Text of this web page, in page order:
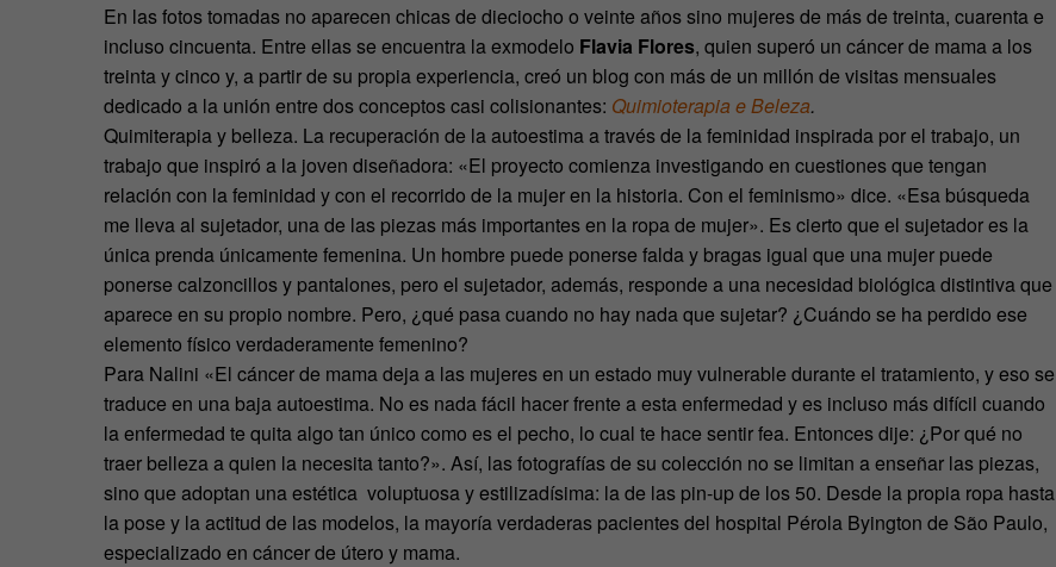
En las fotos tomadas no aparecen chicas de dieciocho o veinte años sino mujeres de más de treinta, cuarenta e
incluso cincuenta. Entre ellas se encuentra la exmodelo Flavia Flores, quien superó un cáncer de mama a los
treinta y cinco y, a partir de su propia experiencia, creó un blog con más de un millón de visitas mensuales
dedicado a la unión entre dos conceptos casi colisionantes: Quimioterapia e Beleza.
Quimiterapia y belleza. La recuperación de la autoestima a través de la feminidad inspirada por el trabajo, un
trabajo que inspiró a la joven diseñadora: «El proyecto comienza investigando en cuestiones que tengan
relación con la feminidad y con el recorrido de la mujer en la historia. Con el feminismo» dice. «Esa búsqueda
me lleva al sujetador, una de las piezas más importantes en la ropa de mujer». Es cierto que el sujetador es la
única prenda únicamente femenina. Un hombre puede ponerse falda y bragas igual que una mujer puede
ponerse calzoncillos y pantalones, pero el sujetador, además, responde a una necesidad biológica distintiva que
aparece en su propio nombre. Pero, ¿qué pasa cuando no hay nada que sujetar? ¿Cuándo se ha perdido ese
elemento físico verdaderamente femenino?
Para Nalini «El cáncer de mama deja a las mujeres en un estado muy vulnerable durante el tratamiento, y eso se
traduce en una baja autoestima. No es nada fácil hacer frente a esta enfermedad y es incluso más difícil cuando
la enfermedad te quita algo tan único como es el pecho, lo cual te hace sentir fea. Entonces dije: ¿Por qué no
traer belleza a quien la necesita tanto?». Así, las fotografías de su colección no se limitan a enseñar las piezas,
sino que adoptan una estética voluptuosa y estilizadísima: la de las pin-up de los 50. Desde la propia ropa hasta
la pose y la actitud de las modelos, la mayoría verdaderas pacientes del hospital Pérola Byington de São Paulo,
especializado en cáncer de útero y mama.